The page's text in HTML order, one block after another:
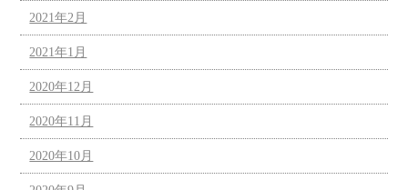
2021年2月
2021年1月
2020年12月
2020年11月
2020年10月